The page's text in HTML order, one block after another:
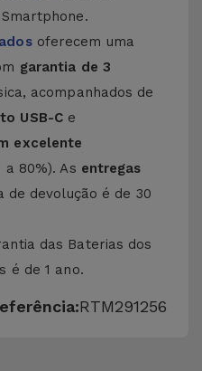
oferecem uma
garantia de 3
acompanhados de
USB-Ce
excelente
a 80%). As entregas
de devolução é de 30
das Baterias dos
é de 1 ano.
RTM291256